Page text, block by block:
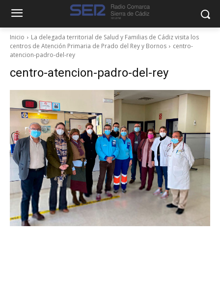
Inicio
La delegada territorial de Salud y Familias de Cádiz visita los
centros de Atención Primaria de Prado del Rey y Bornos
centro-
atencion-padro-del-rey
centro-atencion-padro-del-rey